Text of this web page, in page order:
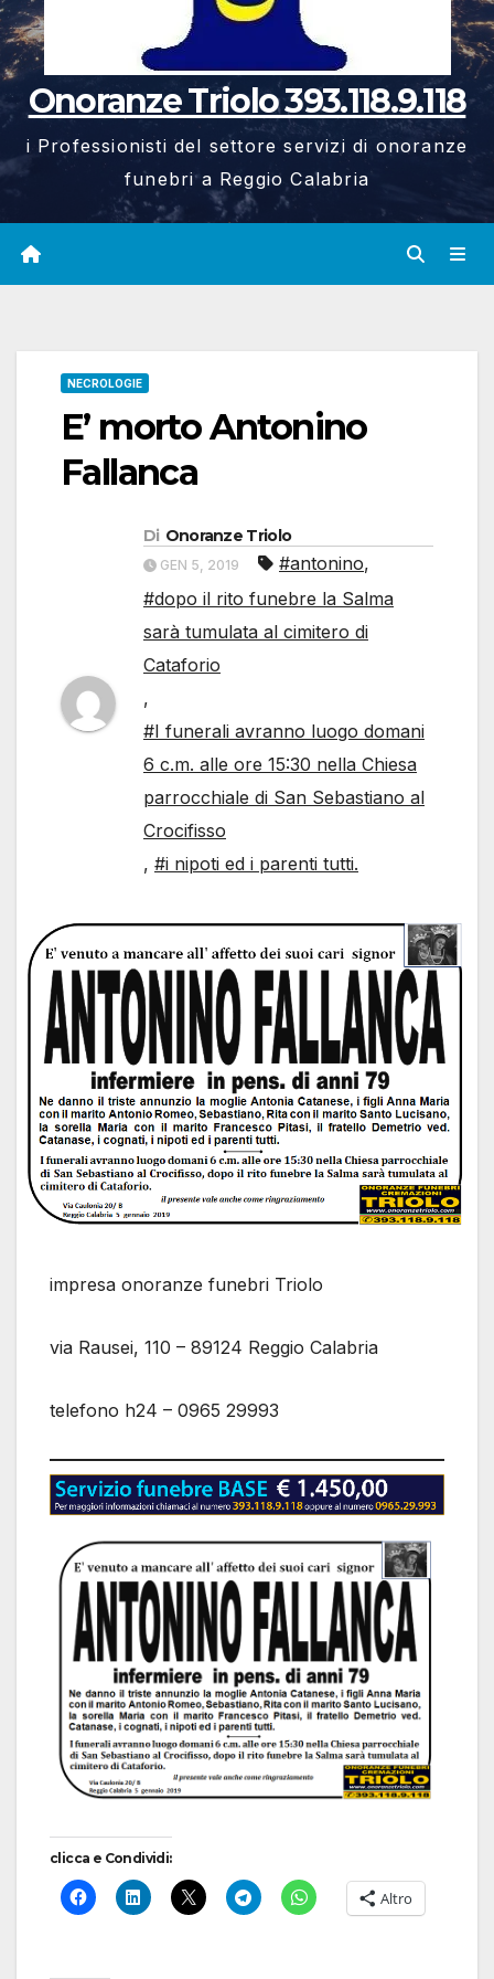
Onoranze Triolo 393.118.9.118
i Professionisti del settore servizi di onoranze
funebri a Reggio Calabria
NECROLOGIE
E’ morto Antonino
Fallanca
Di Onoranze Triolo
GEN 5, 2019 #antonino,
#dopo il rito funebre la Salma
sarà tumulata al cimitero di
Cataforio
,
#I funerali avranno luogo domani
6 c.m. alle ore 15:30 nella Chiesa
parrocchiale di San Sebastiano al
Crocifisso
, #i nipoti ed i parenti tutti.
impresa onoranze funebri Triolo
via Rausei, 110 – 89124 Reggio Calabria
telefono h24 – 0965 29993
clicca e Condividi:
Altro